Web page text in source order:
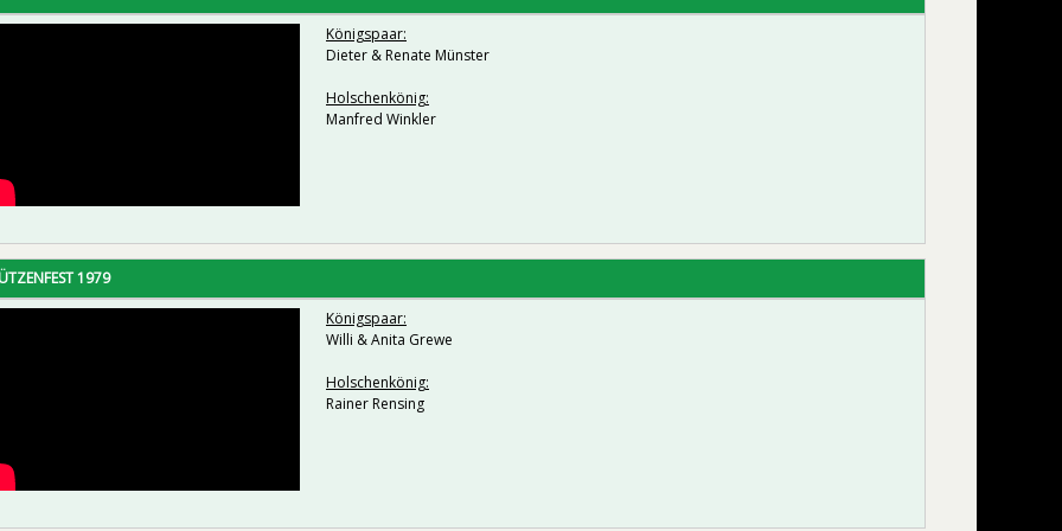
Königspaar:
Dieter & Renate Münster
Holschenkönig:
Manfred Winkler
1979
Königspaar:
Willi & Anita Grewe
Holschenkönig:
Rainer Rensing